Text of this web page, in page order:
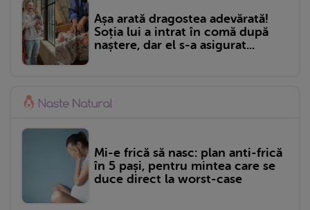
Așa arată dragostea adevărată!
Soția lui a intrat în comă după
naștere, dar el s-a asigurat...
Mi-e frică să nasc: plan anti-frică
în 5 pași, pentru mintea care se
duce direct la worst-case